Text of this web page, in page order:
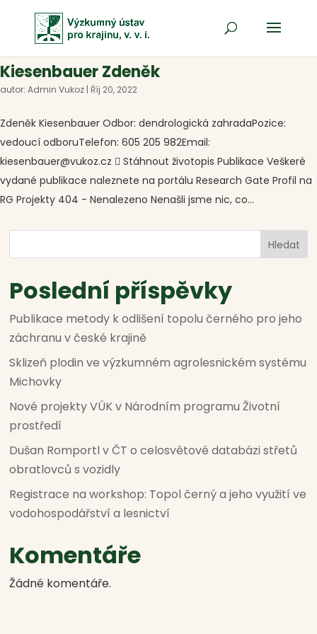
Kiesenbauer Zdeněk
autor: Admin Vukoz | Říj 20, 2022
Zdeněk Kiesenbauer Odbor: dendrologická zahradaPozice:
vedoucí odboruTelefon: 605 205 982Email:
kiesenbauer@vukoz.cz  Stáhnout životopis Publikace Veškeré
vydané publikace naleznete na portálu Research Gate Profil na
RG Projekty 404 - Nenalezeno Nenašli jsme nic, co...
Hledat
Poslední příspěvky
Publikace metody k odlišení topolu černého pro jeho
záchranu v české krajině
Sklizeň plodin ve výzkumném agrolesnickém systému
Michovky
Nové projekty VÚK v Národním programu Životní
prostředí
Dušan Romportl v ČT o celosvětové databázi střetů
obratlovců s vozidly
Registrace na workshop: Topol černý a jeho využití ve
vodohospodářství a lesnictví
Komentáře
Žádné komentáře.